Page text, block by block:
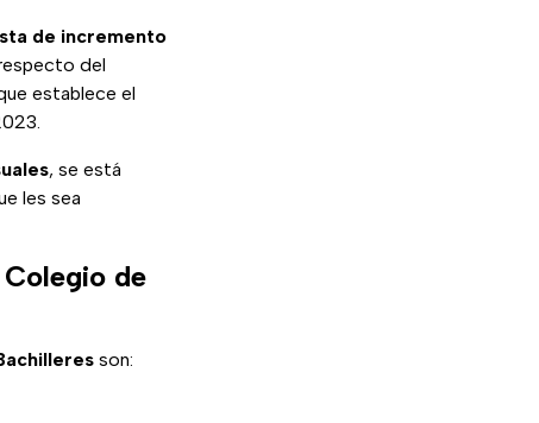
de incremento
del
establece el
, se está
les sea
de
son: